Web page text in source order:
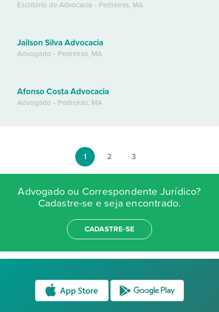
Escritório de Advocacia - Pedreiras, MA
Jailson Silva Advocacia
Advogado - Pedreiras, MA
Afonso Costa Advocacia
Advogado - Pedreiras, MA
1 2 3
Advogado ou Correspondente Jurídico?
Cadastre-se e seja encontrado.
CADASTRE-SE